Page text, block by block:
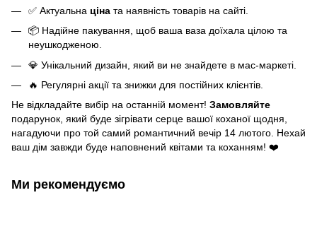
✅ Актуальна ціна та наявність товарів на сайті.
📦 Надійне пакування, щоб ваша ваза доїхала цілою та
неушкодженою.
💎 Унікальний дизайн, який ви не знайдете в мас-маркеті.
🔥 Регулярні акції та знижки для постійних клієнтів.
Не відкладайте вибір на останній момент! Замовляйте
подарунок, який буде зігрівати серце вашої коханої щодня,
нагадуючи про той самий романтичний вечір 14 лютого. Нехай
ваш дім завжди буде наповнений квітами та коханням! ❤️
Ми рекомендуємо